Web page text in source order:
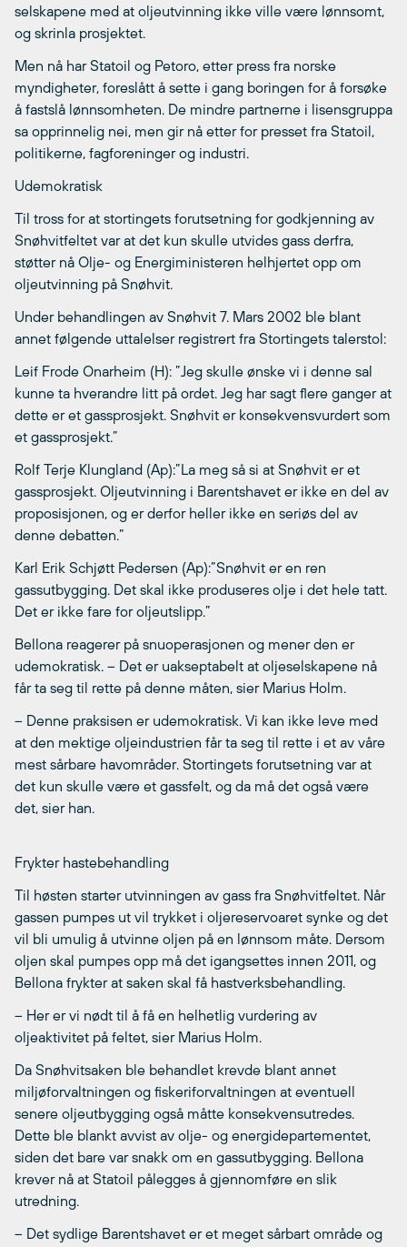
selskapene med at oljeutvinning ikke ville være lønnsomt,
og skrinla prosjektet.
Men nå har Statoil og Petoro, etter press fra norske
myndigheter, foreslått å sette i gang boringen for å forsøke
å fastslå lønnsomheten. De mindre partnerne i lisensgruppa
sa opprinnelig nei, men gir nå etter for presset fra Statoil,
politikerne, fagforeninger og industri.
Udemokratisk
Til tross for at stortingets forutsetning for godkjenning av
Snøhvitfeltet var at det kun skulle utvides gass derfra,
støtter nå Olje- og Energiministeren helhjertet opp om
oljeutvinning på Snøhvit.
Under behandlingen av Snøhvit 7. Mars 2002 ble blant
annet følgende uttalelser registrert fra Stortingets talerstol:
Leif Frode Onarheim (H): ”Jeg skulle ønske vi i denne sal
kunne ta hverandre litt på ordet. Jeg har sagt flere ganger at
dette er et gassprosjekt. Snøhvit er konsekvensvurdert som
et gassprosjekt.”
Rolf Terje Klungland (Ap):”La meg så si at Snøhvit er et
gassprosjekt. Oljeutvinning i Barentshavet er ikke en del av
proposisjonen, og er derfor heller ikke en seriøs del av
denne debatten.”
Karl Erik Schjøtt Pedersen (Ap):”Snøhvit er en ren
gassutbygging. Det skal ikke produseres olje i det hele tatt.
Det er ikke fare for oljeutslipp.”
Bellona reagerer på snuoperasjonen og mener den er
udemokratisk. – Det er uakseptabelt at oljeselskapene nå
får ta seg til rette på denne måten, sier Marius Holm.
– Denne praksisen er udemokratisk. Vi kan ikke leve med
at den mektige oljeindustrien får ta seg til rette i et av våre
mest sårbare havområder. Stortingets forutsetning var at
det kun skulle være et gassfelt, og da må det også være
det, sier han.
Frykter hastebehandling
Til høsten starter utvinningen av gass fra Snøhvitfeltet. Når
gassen pumpes ut vil trykket i oljereservoaret synke og det
vil bli umulig å utvinne oljen på en lønnsom måte. Dersom
oljen skal pumpes opp må det igangsettes innen 2011, og
Bellona frykter at saken skal få hastverksbehandling.
– Her er vi nødt til å få en helhetlig vurdering av
oljeaktivitet på feltet, sier Marius Holm.
Da Snøhvitsaken ble behandlet krevde blant annet
miljøforvaltningen og fiskeriforvaltningen at eventuell
senere oljeutbygging også måtte konsekvensutredes.
Dette ble blankt avvist av olje- og energidepartementet,
siden det bare var snakk om en gassutbygging. Bellona
krever nå at Statoil pålegges å gjennomføre en slik
utredning.
– Det sydlige Barentshavet er et meget sårbart område og